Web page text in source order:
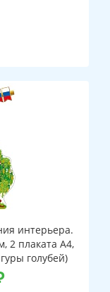
интерьера.
2 плаката А4,
голубей)